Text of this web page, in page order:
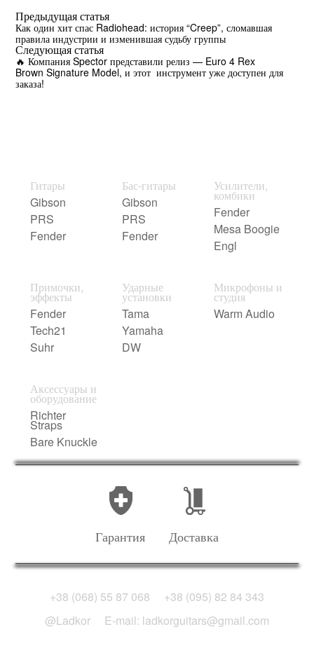
Предыдущая статья
Как один хит спас Radiohead: история “Creep”, сломавшая
правила индустрии и изменившая судьбу группы
Следующая статья
🔥 Компания Spector представили релиз — Euro 4 Rex
Brown Signature Model, и этот инструмент уже доступен для
заказа!
Гитары
Gibson
PRS
Fender
Бас-гитары
Gibson
PRS
Fender
Усилители,
комбики
Fender
Mesa Boogie
Engl
Примочки,
эффекты
Fender
Tech21
Suhr
Ударные
установки
Tama
Yamaha
DW
Микрофоны и
студия
Warm Audio
Аксессуары и
оборудование
Richter
Straps
Bare Knuckle
Гарантия Доставка
+38 (068) 55 87 068
+38 (095) 82 84 343
@Ladkor
E-mail: ladkorguitars@gmail.com